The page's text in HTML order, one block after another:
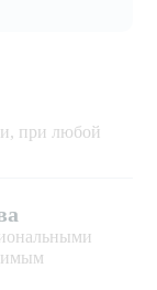
при любой